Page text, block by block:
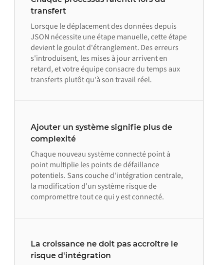
transfert
Lorsque le déplacement des données depuis
JSON nécessite une étape manuelle, cette étape
devient le goulot d'étranglement. Des erreurs
s'introduisent, les mises à jour arrivent en
retard, et votre équipe consacre du temps aux
transferts plutôt qu'à son travail réel.
Ajouter un système signifie plus de
complexité
Chaque nouveau système connecté point à
point multiplie les points de défaillance
potentiels. Sans couche d'intégration centrale,
la modification d'un système risque de
compromettre tout ce qui y est connecté.
La croissance ne doit pas accroître le
risque d'intégration